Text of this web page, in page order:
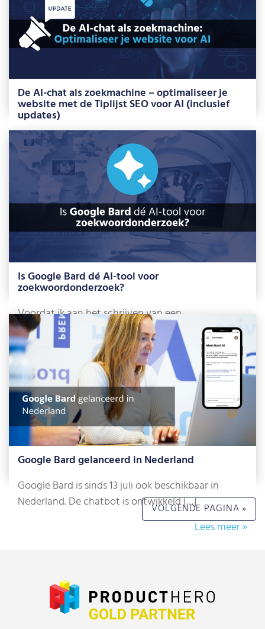
De AI-chat als zoekmachine – optimaliseer je
website met de Tiplijst SEO voor AI (inclusief
updates)
AI-tools zoals Gemini, ChatGPT en Copilot worden
steeds populairder. Wie informatie zoekt over wat
[…]
Lees meer »
Is Google Bard dé AI-tool voor
zoekwoordonderzoek?
Voordat ik aan het schrijven van een
landingspagina begin, doe ik altijd
zoekwoordonderzoek. Zo […]
Lees meer »
Google Bard gelanceerd in Nederland
Google Bard is sinds 13 juli ook beschikbaar in
Nederland. De chatbot is ontwikkeld […]
Lees meer »
VOLGENDE PAGINA »